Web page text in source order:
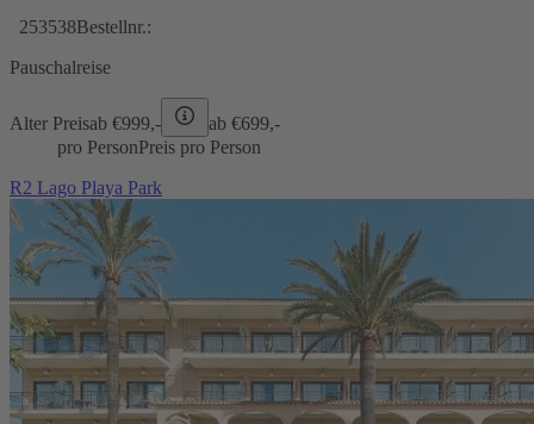
253538Bestellnr.:
Pauschalreise
Alter Preisab €999,- ab €699,-
pro PersonPreis pro Person
R2 Lago Playa Park